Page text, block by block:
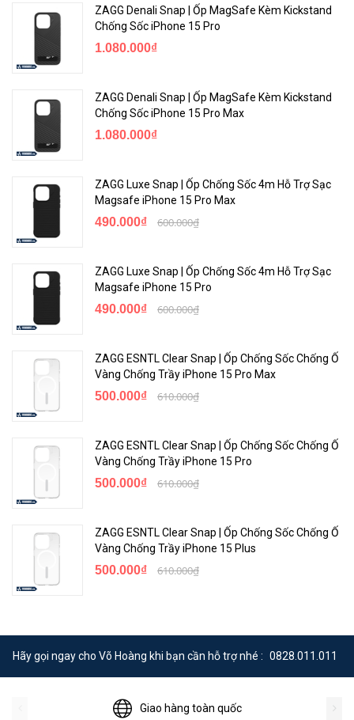
ZAGG Denali Snap | Ốp MagSafe Kèm Kickstand
Chống Sốc iPhone 15 Pro
1.080.000₫
ZAGG Denali Snap | Ốp MagSafe Kèm Kickstand
Chống Sốc iPhone 15 Pro Max
1.080.000₫
ZAGG Luxe Snap | Ốp Chống Sốc 4m Hỗ Trợ Sạc
Magsafe iPhone 15 Pro Max
490.000₫ 600.000₫
ZAGG Luxe Snap | Ốp Chống Sốc 4m Hỗ Trợ Sạc
Magsafe iPhone 15 Pro
490.000₫ 600.000₫
ZAGG ESNTL Clear Snap | Ốp Chống Sốc Chống Ố
Vàng Chống Trầy iPhone 15 Pro Max
500.000₫ 610.000₫
ZAGG ESNTL Clear Snap | Ốp Chống Sốc Chống Ố
Vàng Chống Trầy iPhone 15 Pro
500.000₫ 610.000₫
ZAGG ESNTL Clear Snap | Ốp Chống Sốc Chống Ố
Vàng Chống Trầy iPhone 15 Plus
500.000₫ 610.000₫
Hãy gọi ngay cho Võ Hoàng khi bạn cần hỗ trợ nhé : 0828.011.011
Giao hàng toàn quốc